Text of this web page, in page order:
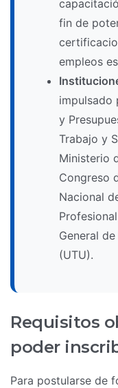
fin de
empleos
impulsado
y
Trabajo y
Ministerio
Congreso
Nacional
General
(UTU).
Requisitos
poder
Para postularse de